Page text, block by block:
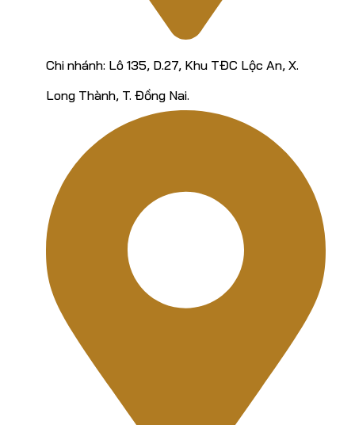
Chi nhánh: Lô 135, D.27, Khu TĐC Lộc An, X.
Long Thành, T. Đồng Nai.